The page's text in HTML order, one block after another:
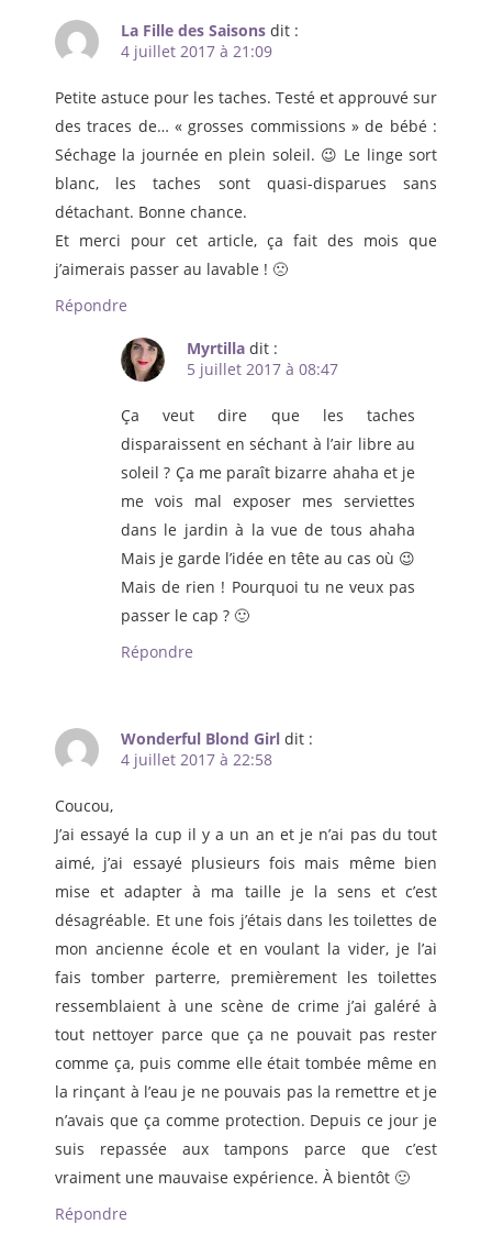
La Fille des Saisons dit :
4 juillet 2017 à 21:09
Petite astuce pour les taches. Testé et approuvé sur
des traces de… « grosses commissions » de bébé :
Séchage la journée en plein soleil. 😉 Le linge sort
blanc, les taches sont quasi-disparues sans
détachant. Bonne chance.
Et merci pour cet article, ça fait des mois que
j’aimerais passer au lavable ! 🙁
Répondre
Myrtilla dit :
5 juillet 2017 à 08:47
Ça veut dire que les taches
disparaissent en séchant à l’air libre au
soleil ? Ça me paraît bizarre ahaha et je
me vois mal exposer mes serviettes
dans le jardin à la vue de tous ahaha
Mais je garde l’idée en tête au cas où 😉
Mais de rien ! Pourquoi tu ne veux pas
passer le cap ? 🙂
Répondre
Wonderful Blond Girl dit :
4 juillet 2017 à 22:58
Coucou,
J’ai essayé la cup il y a un an et je n’ai pas du tout
aimé, j’ai essayé plusieurs fois mais même bien
mise et adapter à ma taille je la sens et c’est
désagréable. Et une fois j’étais dans les toilettes de
mon ancienne école et en voulant la vider, je l’ai
fais tomber parterre, premièrement les toilettes
ressemblaient à une scène de crime j’ai galéré à
tout nettoyer parce que ça ne pouvait pas rester
comme ça, puis comme elle était tombée même en
la rinçant à l’eau je ne pouvais pas la remettre et je
n’avais que ça comme protection. Depuis ce jour je
suis repassée aux tampons parce que c’est
vraiment une mauvaise expérience. À bientôt 🙂
Répondre